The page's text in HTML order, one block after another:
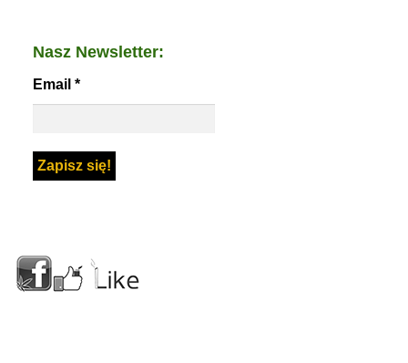
Nasz Newsletter:
Email *